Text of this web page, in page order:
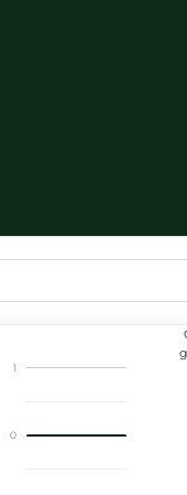
0
1